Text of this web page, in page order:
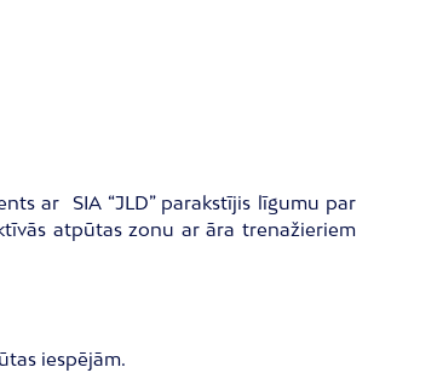
ar SIA “JLD” parakstījis līgumu par
atpūtas zonu ar āra trenažieriem
iespējām.